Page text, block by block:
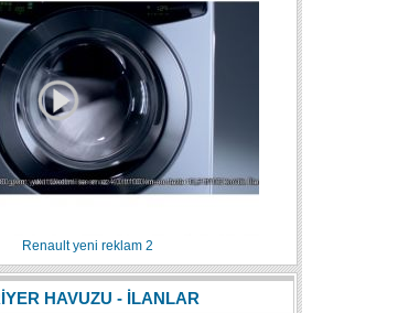
Renault yeni reklam 2
HAVUZU - İLANLAR